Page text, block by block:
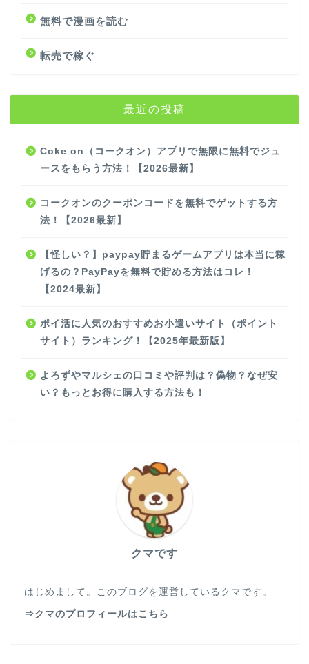
無料で漫画を読む
転売で稼ぐ
最近の投稿
Coke on（コークオン）アプリで無限に無料でジュ
ースをもらう方法！【2026最新】
コークオンのクーポンコードを無料でゲットする方
法！【2026最新】
【怪しい？】paypay貯まるゲームアプリは本当に稼
げるの？PayPayを無料で貯める方法はコレ！
【2024最新】
ポイ活に人気のおすすめお小遣いサイト（ポイント
サイト）ランキング！【2025年最新版】
よろずやマルシェの口コミや評判は？偽物？なぜ安
い？もっとお得に購入する方法も！
クマです
はじめまして。このブログを運営しているクマです。
⇒クマのプロフィールはこちら